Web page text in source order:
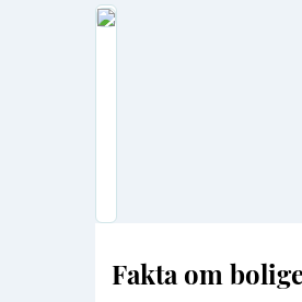
Området taler for sig selv
Fakta om